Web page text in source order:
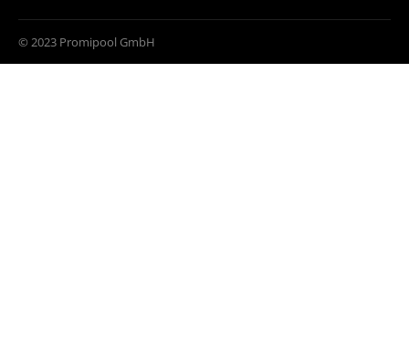
© 2023 Promipool GmbH